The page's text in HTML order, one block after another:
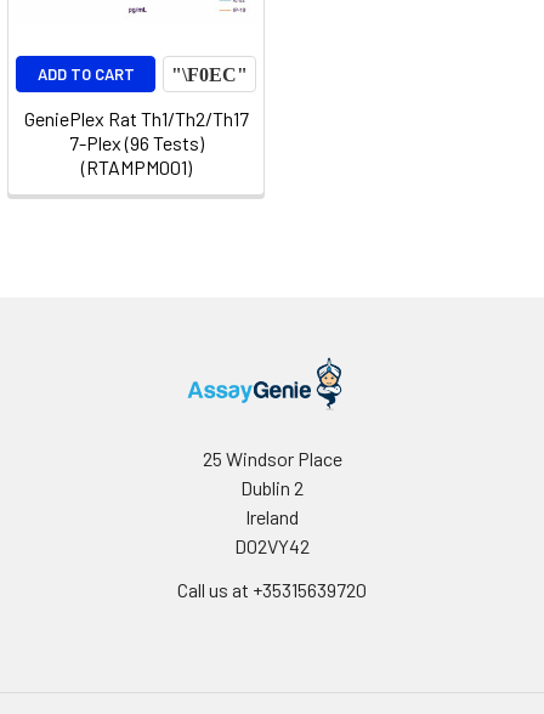
ADD TO CART
GeniePlex Rat Th1/Th2/Th17
7-Plex (96 Tests)
(RTAMPM001)
25 Windsor Place
Dublin 2
Ireland
D02VY42
Call us at +35315639720